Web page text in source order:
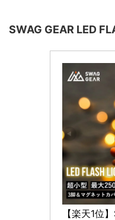
SWAG GEAR LED
【楽天1位